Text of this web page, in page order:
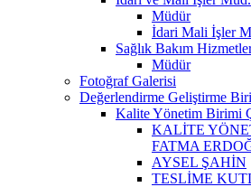
Müdür
İdari Mali İşler
Sağlık Bakım
Müdür
Fotoğraf Galerisi
Değerlendirme Geliştirme
Kalite Yönetim Birimi
KALİTE
FATMA
AYSEL ŞAHİN
TESLİME